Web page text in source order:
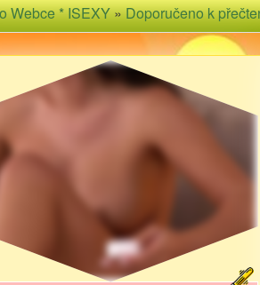
Webce * ISEXY»Doporučeno k